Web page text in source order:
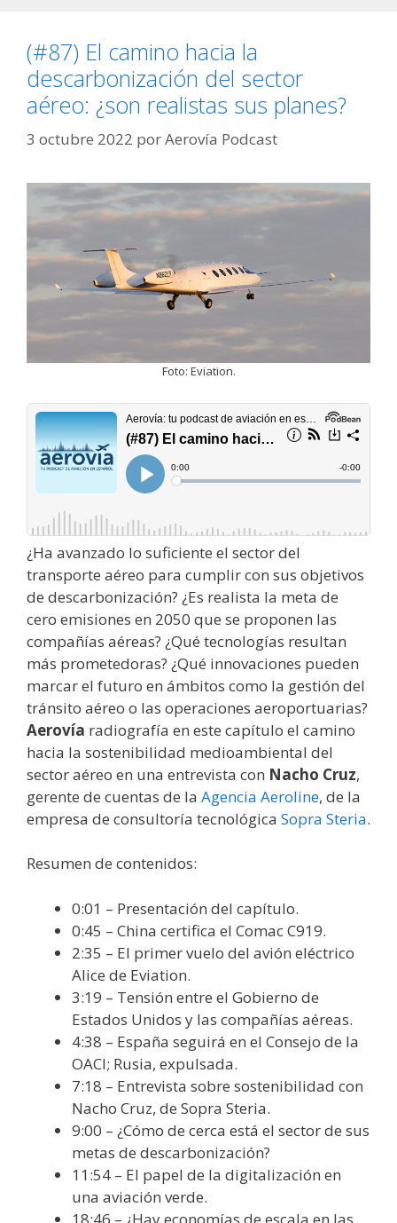
(#87) El camino hacia la
descarbonización del sector
aéreo: ¿son realistas sus planes?
3 octubre 2022 porAerovía Podcast
Foto: Eviation.
¿Ha avanzado lo suficiente el sector del
transporte aéreo para cumplir con sus objetivos
de descarbonización? ¿Es realista la meta de
cero emisiones en 2050 que se proponen las
compañías aéreas? ¿Qué tecnologías resultan
más prometedoras? ¿Qué innovaciones pueden
marcar el futuro en ámbitos como la gestión del
tránsito aéreo o las operaciones aeroportuarias?
Aerovía radiografía en este capítulo el camino
hacia la sostenibilidad medioambiental del
sector aéreo en una entrevista con Nacho Cruz,
gerente de cuentas de la Agencia Aeroline, de la
empresa de consultoría tecnológica Sopra Steria.
Resumen de contenidos:
0:01 – Presentación del capítulo.
0:45 – China certifica el Comac C919.
2:35 – El primer vuelo del avión eléctrico
Alice de Eviation.
3:19 – Tensión entre el Gobierno de
Estados Unidos y las compañías aéreas.
4:38 – España seguirá en el Consejo de la
OACI; Rusia, expulsada.
7:18 – Entrevista sobre sostenibilidad con
Nacho Cruz, de Sopra Steria.
9:00 – ¿Cómo de cerca está el sector de sus
metas de descarbonización?
11:54 – El papel de la digitalización en
una aviación verde.
18:46 – ¿Hay economías de escala en las